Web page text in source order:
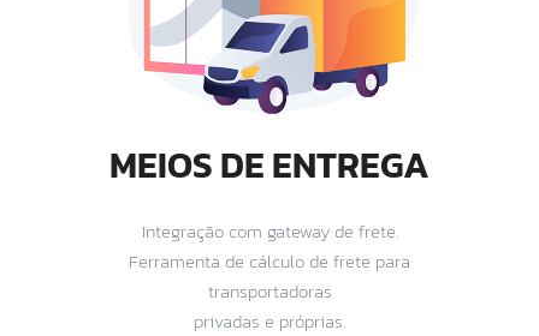
MEIOS DE ENTREGA
Integração com gateway de frete.
Ferramenta de cálculo de frete para
transportadoras
privadas e próprias.